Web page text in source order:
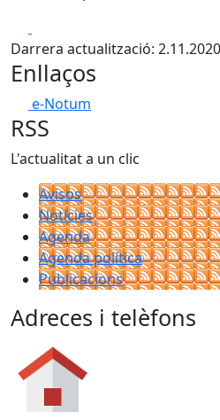
Darrera actualització:
Enllaços
e-Notum
RSS
L'actualitat a un clic
Avisos
Notícies
Agenda
Agenda política
Publicacions
Adreces i telèfons